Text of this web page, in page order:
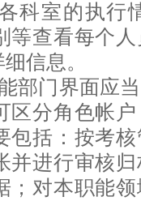
科室的执行
等查看每个
信息。
部门界面应
区分角色帐
包括：按考
并进行审核
；对本职能